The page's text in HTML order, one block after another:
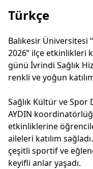
Türkçe
Balıkesir Üniversitesi
2026” ilçe etkinlikleri
günü İvrindi Sağlık
renkli ve yoğun
Sağlık Kültür ve Spor
AYDIN
etkinliklerine
aileleri katılım
çeşitli sportif ve
keyifli anlar yaşadı.